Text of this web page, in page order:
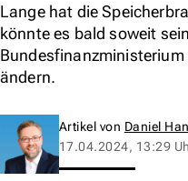
Lange hat die
könnte es bald soweit
ändern.
Artikel von Daniel
17.04.2024, 13:29